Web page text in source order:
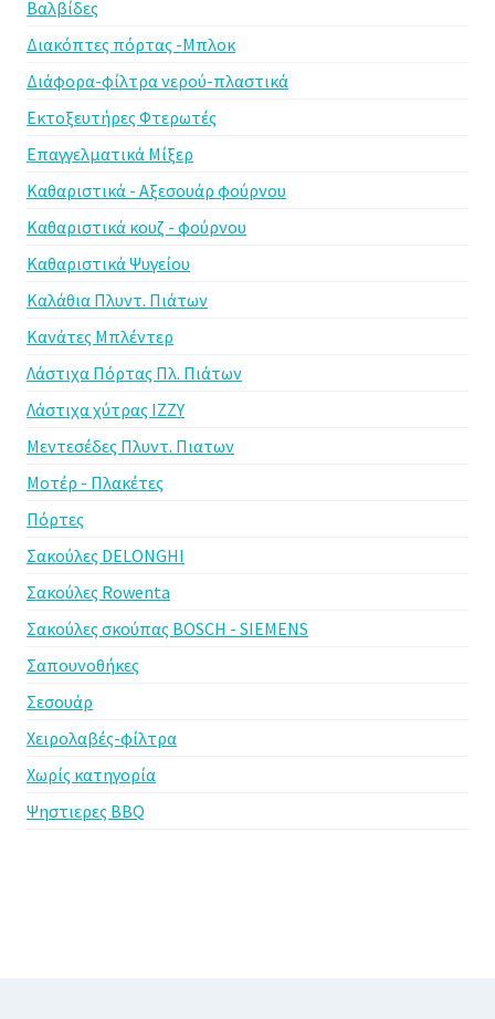
Βαλβίδες
Διακόπτες πόρτας -Μπλοκ
Διάφορα-φίλτρα νερού-πλαστικά
Εκτοξευτήρες Φτερωτές
Επαγγελματικά Μίξερ
Καθαριστικά - Αξεσουάρ φούρνου
Καθαριστικά κουζ - φούρνου
Καθαριστικά Ψυγείου
Καλάθια Πλυντ. Πιάτων
Κανάτες Μπλέντερ
Λάστιχα Πόρτας Πλ. Πιάτων
Λάστιχα χύτρας IZZY
Μεντεσέδες Πλυντ. Πιατων
Μοτέρ - Πλακέτες
Πόρτες
Σακούλες DELONGHI
Σακούλες Rowenta
Σακούλες σκούπας BOSCH - SIEMENS
Σαπουνοθήκες
Σεσουάρ
Χειρολαβές-φίλτρα
Χωρίς κατηγορία
Ψηστιερες BBQ